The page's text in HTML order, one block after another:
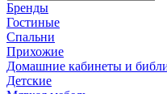
Бренды
Гостиные
Спальни
Прихожие
Домашние кабинеты и
Детские